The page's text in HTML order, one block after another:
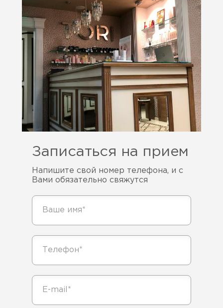
Записаться на прием
Напишите свой номер телефона, и с
Вами обязательно свяжутся